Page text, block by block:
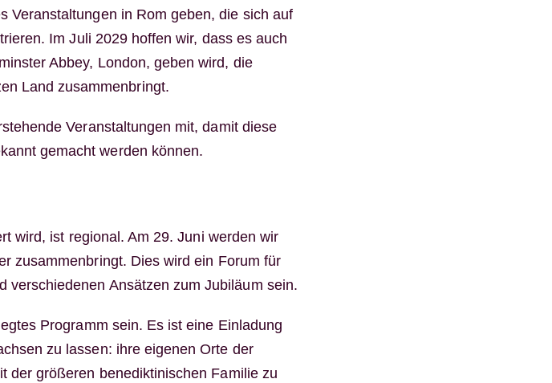
Veranstaltungen in Rom geben, die sich auf
Im Juli 2029 hoffen wir, dass es auch
Abbey, London, geben wird, die
Land zusammenbringt.
Veranstaltungen mit, damit diese
gemacht werden können.
wird, ist regional. Am 29. Juni werden wir
zusammenbringt. Dies wird ein Forum für
verschiedenen Ansätzen zum Jubiläum sein.
Programm sein. Es ist eine Einladung
zu lassen: ihre eigenen Orte der
der größeren benediktinischen Familie zu